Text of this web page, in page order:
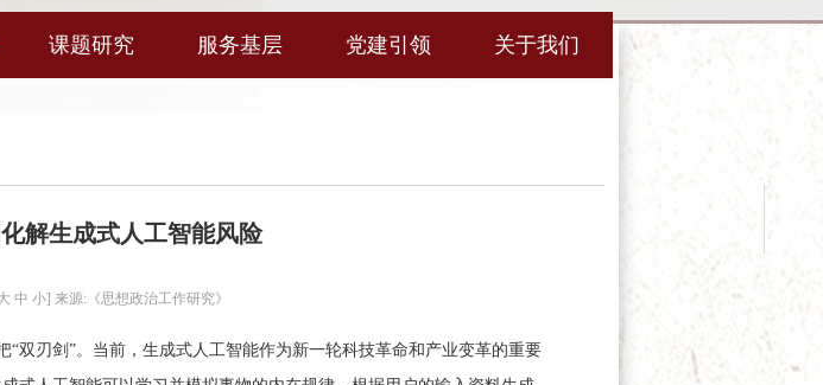
课题研究 服务基层 党建引领 关于我们
解生成式人工智能风险
中 小] 来源:《思想政治工作研究》
双刃剑”。当前，生成式人工智能作为新一轮科技革命和产业变革的重要